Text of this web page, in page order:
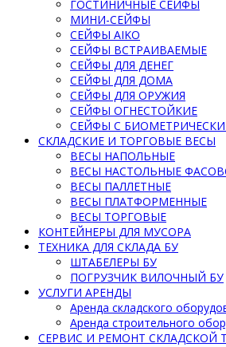
ГОСТИНИЧНЫЕ СЕЙФЫ
МИНИ-СЕЙФЫ
СЕЙФЫ AIKO
СЕЙФЫ ВСТРАИВАЕМЫЕ
СЕЙФЫ ДЛЯ ДЕНЕГ
СЕЙФЫ ДЛЯ ДОМА
СЕЙФЫ ДЛЯ ОРУЖИЯ
СЕЙФЫ ОГНЕСТОЙКИЕ
СЕЙФЫ С
СКЛАДСКИЕ И ТОРГОВЫЕ ВЕСЫ
ВЕСЫ НАПОЛЬНЫЕ
ВЕСЫ НАСТОЛЬНЫЕ
ВЕСЫ ПАЛЛЕТНЫЕ
ВЕСЫ ПЛАТФОРМЕННЫЕ
ВЕСЫ ТОРГОВЫЕ
КОНТЕЙНЕРЫ ДЛЯ МУСОРА
ТЕХНИКА ДЛЯ СКЛАДА БУ
ШТАБЕЛЕРЫ БУ
ПОГРУЗЧИК ВИЛОЧНЫЙ БУ
УСЛУГИ АРЕНДЫ
Аренда складского
Аренда строительного
СЕРВИС И РЕМОНТ СКЛАДСКОЙ